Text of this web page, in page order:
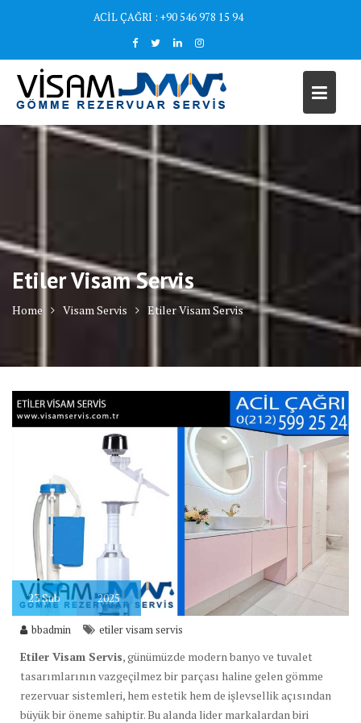
ACİL ÇAĞRI : +90 546 978 15 94
Etiler Visam Servis
Home Visam Servis Etiler Visam Servis
23Şub 2025
bbadmin etiler visam servis
Etiler Visam Servis, günümüzde modern banyo ve tuvalet
tasarımlarının vazgeçilmez bir parçası haline gelen gömme
rezervuar sistemleri, hem estetik hem de işlevsellik açısından
büyük bir öneme sahiptir. Bu alanda lider markalardan biri